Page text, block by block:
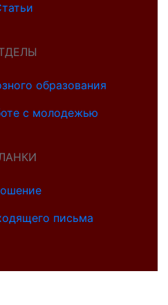
образования
с молодежью
письма